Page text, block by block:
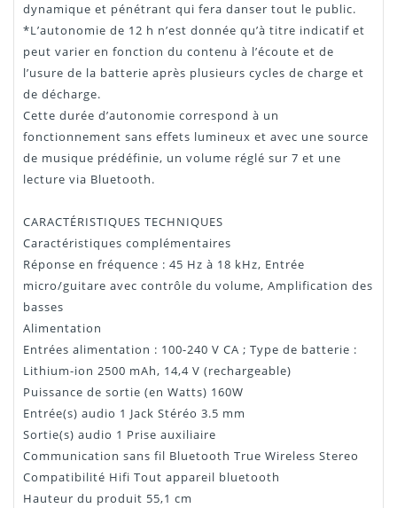
dynamique et pénétrant qui fera danser tout le public.
*L’autonomie de 12 h n’est donnée qu’à titre indicatif et
peut varier en fonction du contenu à l’écoute et de
l’usure de la batterie après plusieurs cycles de charge et
de décharge.
Cette durée d’autonomie correspond à un
fonctionnement sans effets lumineux et avec une source
de musique prédéfinie, un volume réglé sur 7 et une
lecture via Bluetooth.
CARACTÉRISTIQUES TECHNIQUES
Caractéristiques complémentaires
Réponse en fréquence : 45 Hz à 18 kHz, Entrée
micro/guitare avec contrôle du volume, Amplification des
basses
Alimentation
Entrées alimentation : 100-240 V CA ; Type de batterie :
Lithium-ion 2500 mAh, 14,4 V (rechargeable)
Puissance de sortie (en Watts) 160W
Entrée(s) audio 1 Jack Stéréo 3.5 mm
Sortie(s) audio 1 Prise auxiliaire
Communication sans fil Bluetooth True Wireless Stereo
Compatibilité Hifi Tout appareil bluetooth
Hauteur du produit 55,1 cm